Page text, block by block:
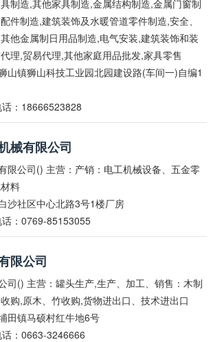
制造,其他家具制造,金属结构制造,金属门窗制
件制造,建筑装饰及水暖管道零件制造,安全、
他金属制日用品制造,电气安装,建筑装饰和装
理,贸易代理,其他家庭用品批发,家具零售
山镇狮山科技工业园北园建设路(车间一)自编1
：18666523828
械有限公司
限公司() 主营：产销：电工机械设备、五金零
料
沙社区中心北路3号1楼厂房
：0769-85153055
限公司
司() 主营：罐头生产,生产、加工、销售：木制
购,原木、竹收购,货物进出口、技术进出口
田镇马硕村红牛地6号
：0663-3246666